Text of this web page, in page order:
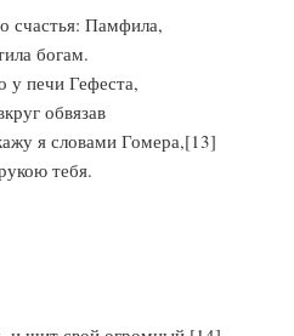
счастья: Памфила,
богам.
у печи Гефеста,
обвязав
я словами Гомера,[13]
тебя.